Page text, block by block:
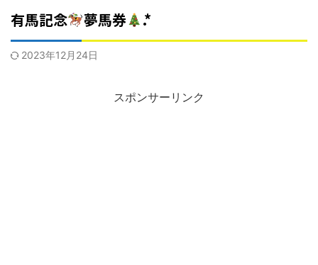
有馬記念 夢馬券 .*
2023年12月24日
スポンサーリンク